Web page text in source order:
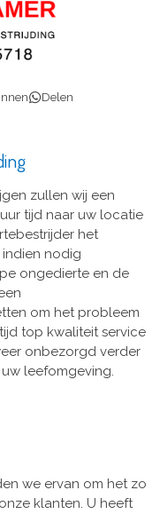
Delen
zullen wij een
tijd naar uw locatie
het
nodig
ongedierte en de
om het probleem
top kwaliteit service
onbezorgd verder
leefomgeving.
we ervan om het zo
klanten. U heeft